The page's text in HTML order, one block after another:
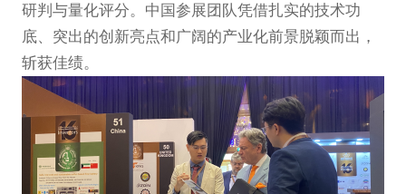
研判与量化评分。中国参展团队凭借扎实的技术功
底、突出的创新亮点和广阔的产业化前景脱颖而出，
斩获佳绩。